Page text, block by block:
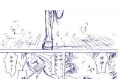
Emblem if) Colorized